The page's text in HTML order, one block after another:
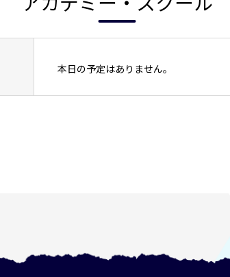
本日の予定はありません。